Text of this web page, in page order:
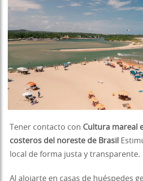
Tener contacto con Cultura mareal
costeros del noreste de Brasil
local de forma justa y transparente.
Al alojarte en casas de huéspedes